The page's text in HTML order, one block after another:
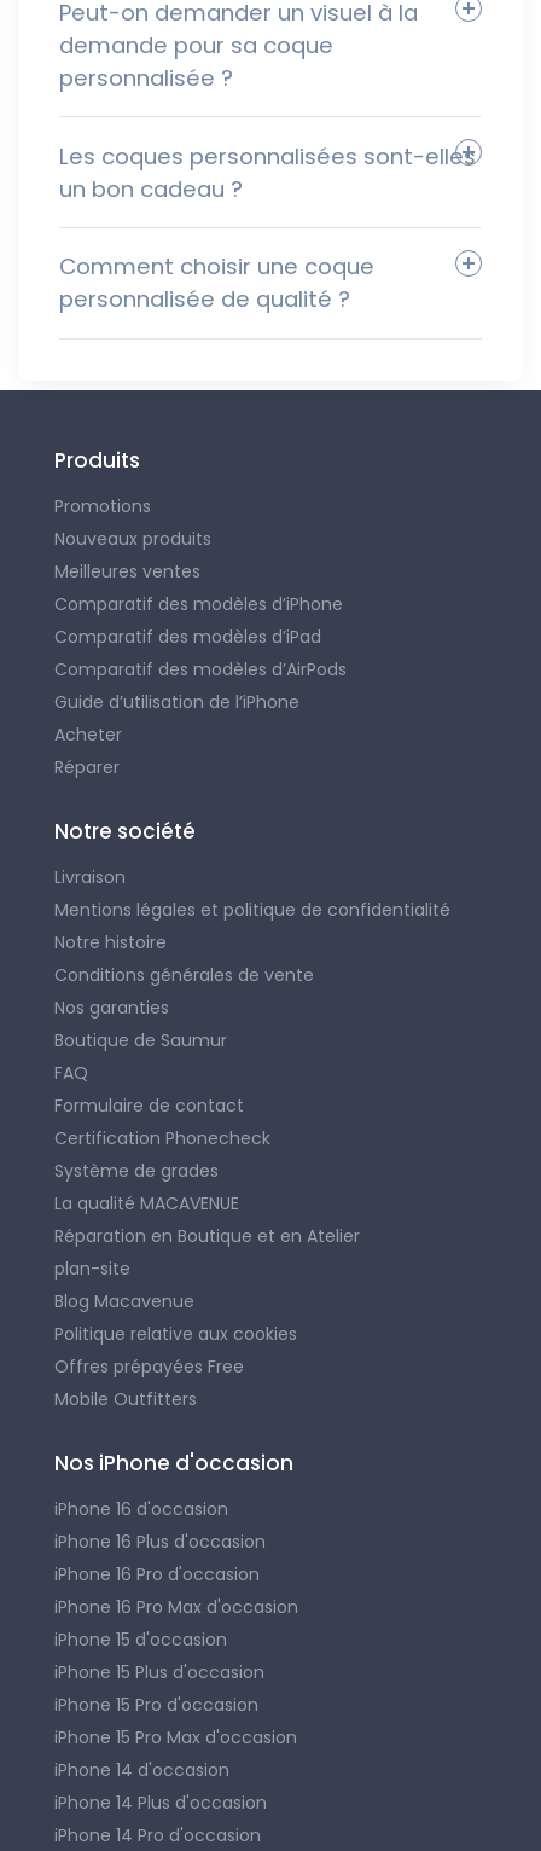
Peut-on demander un visuel à la
demande pour sa coque
personnalisée ?
Les coques personnalisées sont-elles
un bon cadeau ?
Comment choisir une coque
personnalisée de qualité ?
Produits
Promotions
Nouveaux produits
Meilleures ventes
Comparatif des modèles d’iPhone
Comparatif des modèles d’iPad
Comparatif des modèles d’AirPods
Guide d’utilisation de l’iPhone
Acheter
Réparer
Notre société
Livraison
Mentions légales et politique de confidentialité
Notre histoire
Conditions générales de vente
Nos garanties
Boutique de Saumur
FAQ
Formulaire de contact
Certification Phonecheck
Système de grades
La qualité MACAVENUE
Réparation en Boutique et en Atelier
plan-site
Blog Macavenue
Politique relative aux cookies
Offres prépayées Free
Mobile Outfitters
Nos iPhone d'occasion
iPhone 16 d'occasion
iPhone 16 Plus d'occasion
iPhone 16 Pro d'occasion
iPhone 16 Pro Max d'occasion
iPhone 15 d'occasion
iPhone 15 Plus d'occasion
iPhone 15 Pro d'occasion
iPhone 15 Pro Max d'occasion
iPhone 14 d'occasion
iPhone 14 Plus d'occasion
iPhone 14 Pro d'occasion